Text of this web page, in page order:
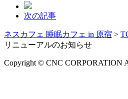
次の記事
ネスカフェ 睡眠カフェ in 原宿 >
リニューアルのお知らせ
Copyright © CNC CORPORATION